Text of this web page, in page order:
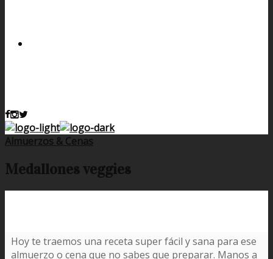
Almuerzos & Cenas
Medallones veggies
Hoy te traemos una receta super fácil y sana para ese
almuerzo o cena que no sabes que preparar. Manos a